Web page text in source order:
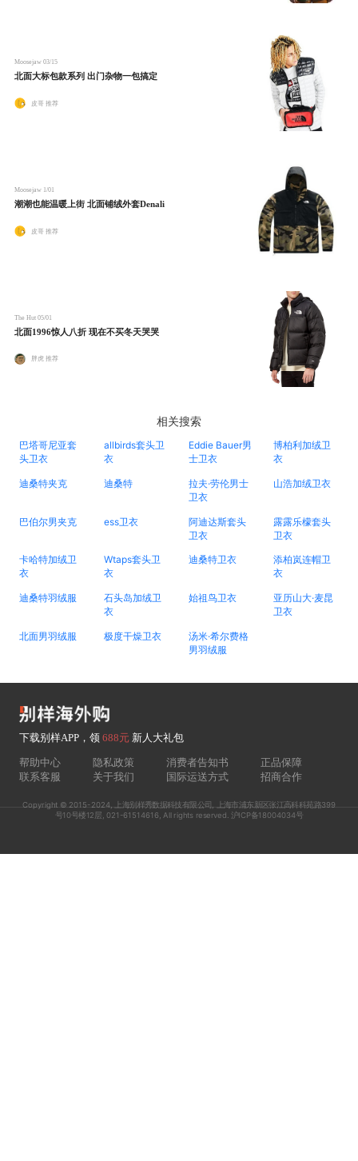
Moosejaw 03/15
北面大标包款系列 出门杂物一包搞定
皮哥 推荐
Moosejaw 1/01
潮潮也能温暖上街 北面铺绒外套Denali
皮哥 推荐
The Hut 05/01
北面1996惊人八折 现在不买冬天哭哭
胖虎 推荐
相关搜索
巴塔哥尼亚套
头卫衣
allbirds套头卫
衣
Eddie Bauer男
士卫衣
博柏利加绒卫
衣
迪桑特夹克 迪桑特
拉夫·劳伦男士
卫衣
山浩加绒卫衣
巴伯尔男夹克 ess卫衣
阿迪达斯套头
卫衣
露露乐檬套头
卫衣
卡哈特加绒卫
衣
Wtaps套头卫
衣
迪桑特卫衣
添柏岚连帽卫
衣
迪桑特羽绒服
石头岛加绒卫
衣
始祖鸟卫衣
亚历山大·麦昆
卫衣
北面男羽绒服 极度干燥卫衣
汤米·希尔费格
男羽绒服
下载别样APP，领 688元新人大礼包
帮助中心 隐私政策 消费者告知书
正品保障
联系客服
关于我们 国际运送方式 招商合作
Copyright © 2015-2024, 上海别样秀数据科技有限公司, 上海市浦东新区张江高科科苑路399
号10号楼12层, 021-61514616, All rights reserved. 沪ICP备18004034号